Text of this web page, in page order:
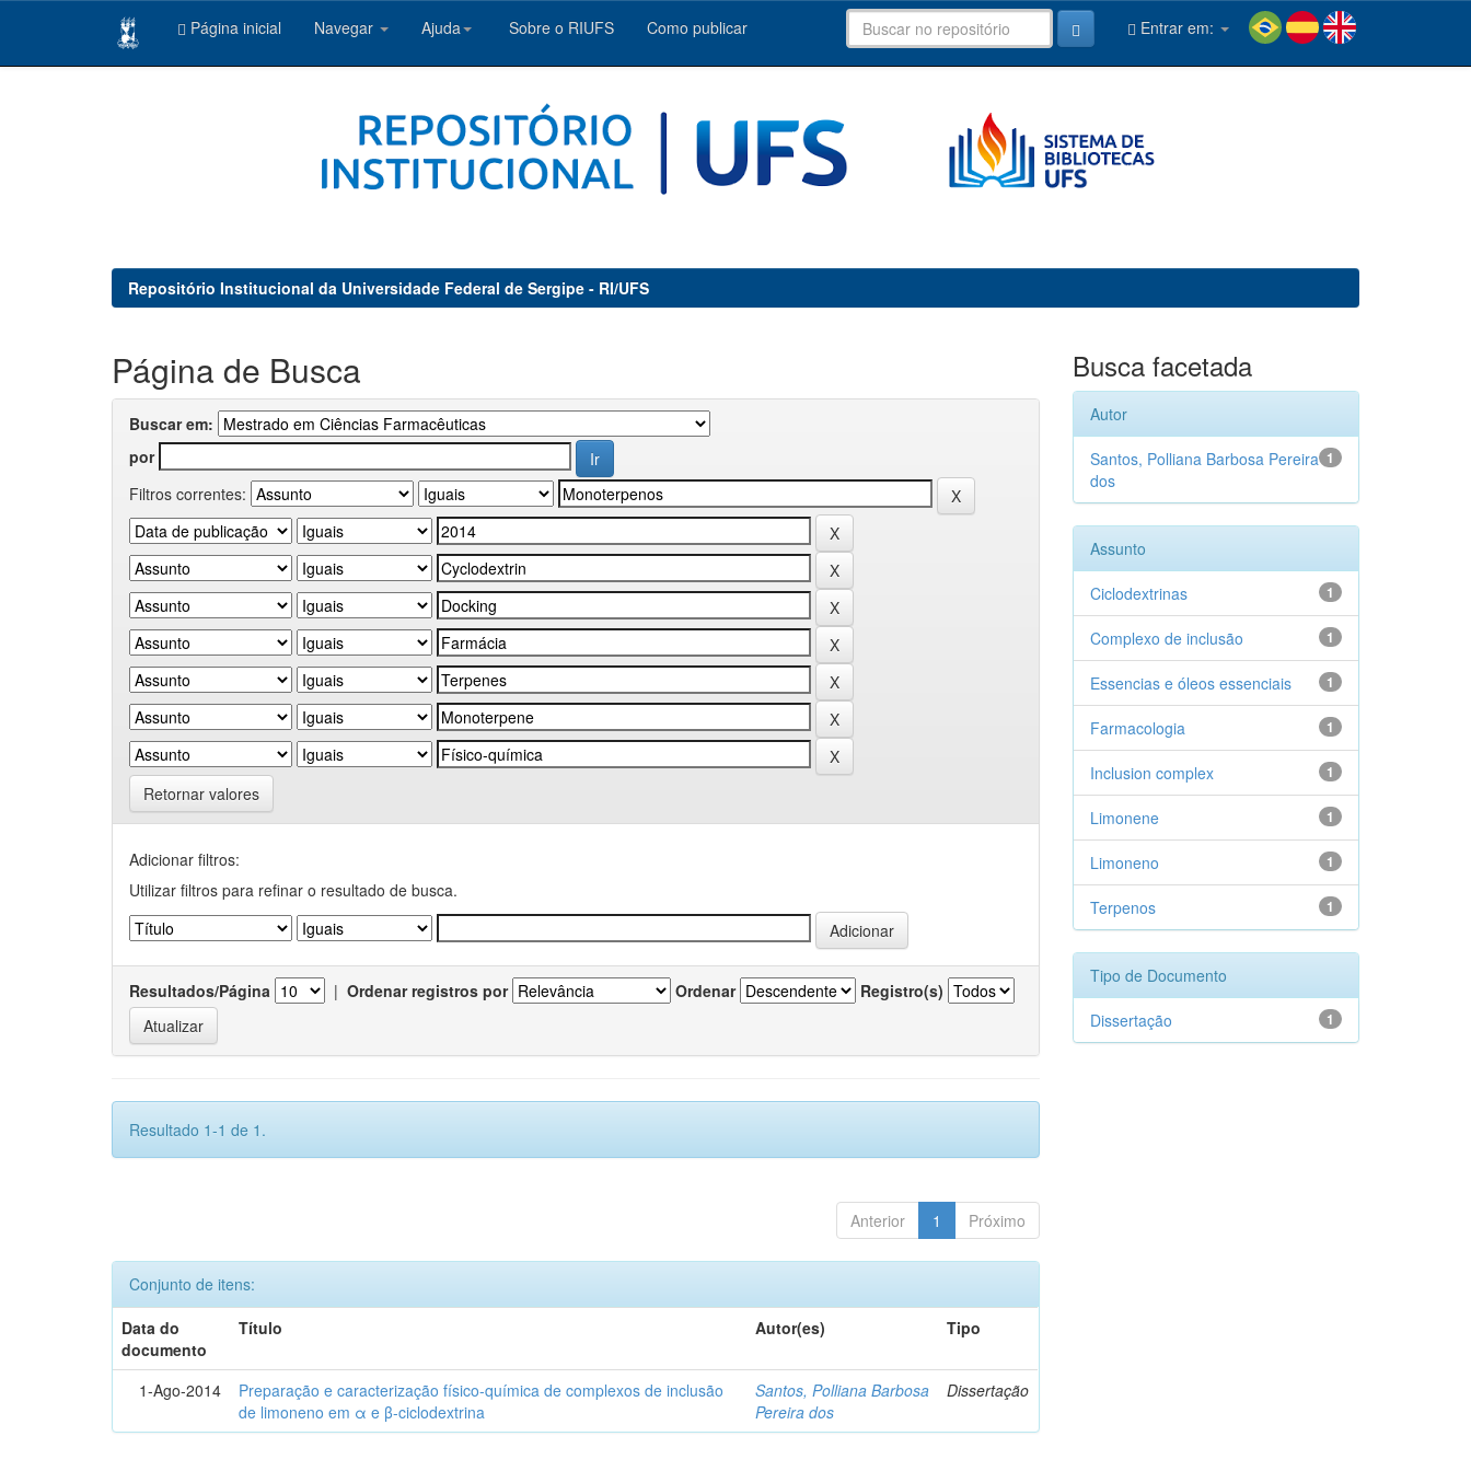
Página inicial Navegar Ajuda Sobre o RIUFS Como publicar Entrar em:
Repositório Institucional da Universidade Federal de Sergipe - RI/UFS
Página de Busca
Buscar em:
por
Filtros correntes:
Retornar valores
Adicionar filtros:
Utilizar filtros para refinar o resultado de busca.
Resultados/Página | Ordenar registros por Ordenar Registro(s)
Resultado 1-1 de 1.
Anterior 1 Próximo
Conjunto de itens:
Data do
documento
Título Autor(es) Tipo
1-Ago-2014
Preparação e caracterização físico-química de complexos de inclusão
de limoneno em α e β-ciclodextrina
Santos, Polliana Barbosa
Pereira dos
Dissertação
Busca facetada
Autor
1
Santos, Polliana Barbosa Pereira
dos
Assunto
1
Ciclodextrinas
1
Complexo de inclusão
1
Essencias e óleos essenciais
1
Farmacologia
1
Inclusion complex
1
Limonene
1
Limoneno
1
Terpenos
Tipo de Documento
1
Dissertação